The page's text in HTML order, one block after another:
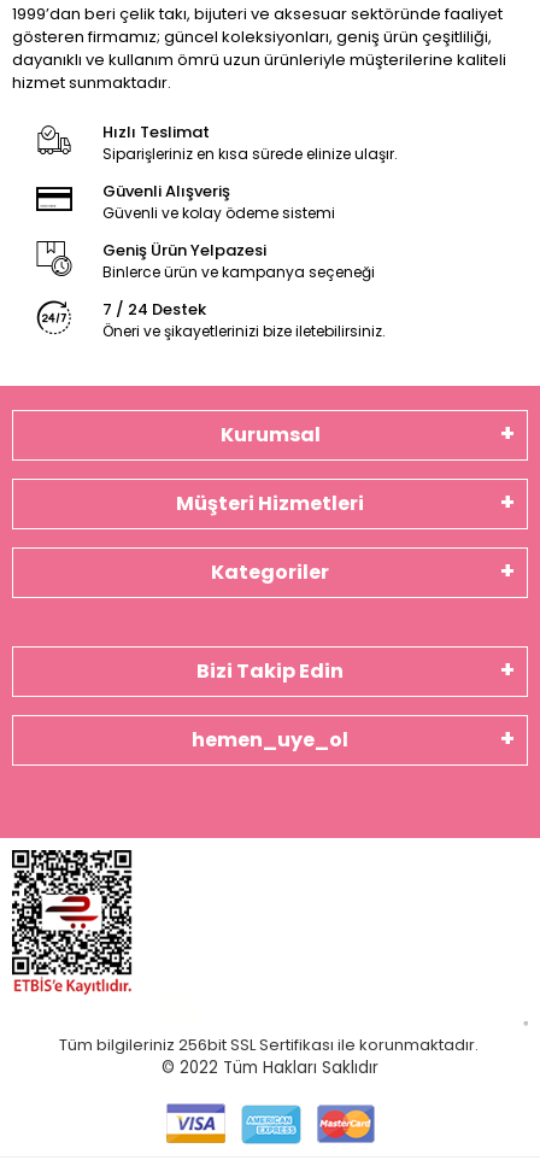
1999’dan beri çelik takı, bijuteri ve aksesuar sektöründe faaliyet
gösteren firmamız; güncel koleksiyonları, geniş ürün çeşitliliği,
dayanıklı ve kullanım ömrü uzun ürünleriyle müşterilerine kaliteli
hizmet sunmaktadır.
Hızlı Teslimat
Siparişleriniz en kısa sürede elinize ulaşır.
Güvenli Alışveriş
Güvenli ve kolay ödeme sistemi
Geniş Ürün Yelpazesi
Binlerce ürün ve kampanya seçeneği
7 / 24 Destek
Öneri ve şikayetlerinizi bize iletebilirsiniz.
Kurumsal
Müşteri Hizmetleri
Kategoriler
Bizi Takip Edin
hemen_uye_ol
Tüm bilgileriniz 256bit SSL Sertifikası ile korunmaktadır.
© 2022 Tüm Hakları Saklıdır